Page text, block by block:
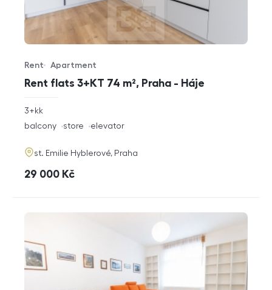
Rent flats 3+KT 74 m², Praha - Háje
Offer type
Rent
Property type
Apartment
rozměry
3+kk
funkce
balcony store elevator
adresa
st. Emilie Hyblerové, Praha
cena
29 000 Kč